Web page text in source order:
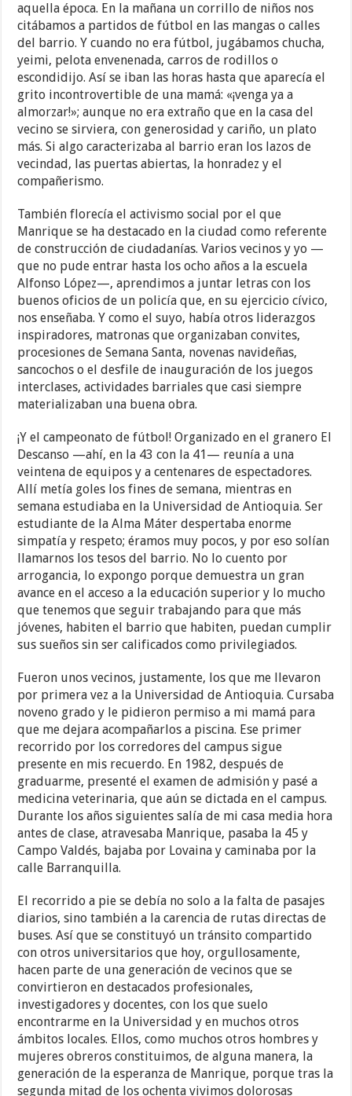
aquella época. En la mañana un corrillo de niños nos
citábamos a partidos de fútbol en las mangas o calles
del barrio. Y cuando no era fútbol, jugábamos chucha,
yeimi, pelota envenenada, carros de rodillos o
escondidijo. Así se iban las horas hasta que aparecía el
grito incontrovertible de una mamá: «¡venga ya a
almorzar!»; aunque no era extraño que en la casa del
vecino se sirviera, con generosidad y cariño, un plato
más. Si algo caracterizaba al barrio eran los lazos de
vecindad, las puertas abiertas, la honradez y el
compañerismo.
También florecía el activismo social por el que
Manrique se ha destacado en la ciudad como referente
de construcción de ciudadanías. Varios vecinos y yo —
que no pude entrar hasta los ocho años a la escuela
Alfonso López—, aprendimos a juntar letras con los
buenos oficios de un policía que, en su ejercicio cívico,
nos enseñaba. Y como el suyo, había otros liderazgos
inspiradores, matronas que organizaban convites,
procesiones de Semana Santa, novenas navideñas,
sancochos o el desfile de inauguración de los juegos
interclases, actividades barriales que casi siempre
materializaban una buena obra.
¡Y el campeonato de fútbol! Organizado en el granero El
Descanso —ahí, en la 43 con la 41— reunía a una
veintena de equipos y a centenares de espectadores.
Allí metía goles los fines de semana, mientras en
semana estudiaba en la Universidad de Antioquia. Ser
estudiante de la Alma Máter despertaba enorme
simpatía y respeto; éramos muy pocos, y por eso solían
llamarnos los tesos del barrio. No lo cuento por
arrogancia, lo expongo porque demuestra un gran
avance en el acceso a la educación superior y lo mucho
que tenemos que seguir trabajando para que más
jóvenes, habiten el barrio que habiten, puedan cumplir
sus sueños sin ser calificados como privilegiados.
Fueron unos vecinos, justamente, los que me llevaron
por primera vez a la Universidad de Antioquia. Cursaba
noveno grado y le pidieron permiso a mi mamá para
que me dejara acompañarlos a piscina. Ese primer
recorrido por los corredores del campus sigue
presente en mis recuerdo. En 1982, después de
graduarme, presenté el examen de admisión y pasé a
medicina veterinaria, que aún se dictada en el campus.
Durante los años siguientes salía de mi casa media hora
antes de clase, atravesaba Manrique, pasaba la 45 y
Campo Valdés, bajaba por Lovaina y caminaba por la
calle Barranquilla.
El recorrido a pie se debía no solo a la falta de pasajes
diarios, sino también a la carencia de rutas directas de
buses. Así que se constituyó un tránsito compartido
con otros universitarios que hoy, orgullosamente,
hacen parte de una generación de vecinos que se
convirtieron en destacados profesionales,
investigadores y docentes, con los que suelo
encontrarme en la Universidad y en muchos otros
ámbitos locales. Ellos, como muchos otros hombres y
mujeres obreros constituimos, de alguna manera, la
generación de la esperanza de Manrique, porque tras la
segunda mitad de los ochenta vivimos dolorosas